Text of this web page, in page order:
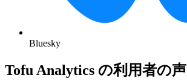
Bluesky
Tofu Analytics の利用者の声